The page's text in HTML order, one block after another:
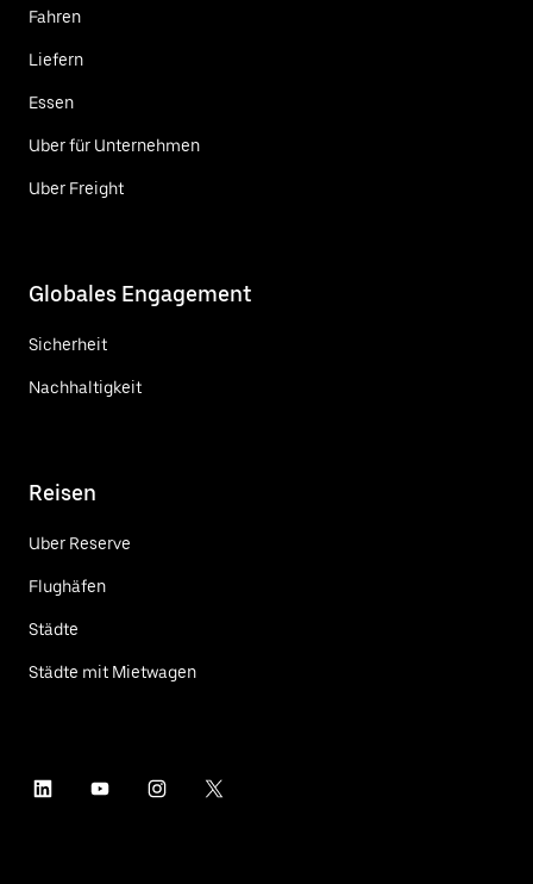
Fahren
Liefern
Essen
Uber für Unternehmen
Uber Freight
Globales Engagement
Sicherheit
Nachhaltigkeit
Reisen
Uber Reserve
Flughäfen
Städte
Städte mit Mietwagen